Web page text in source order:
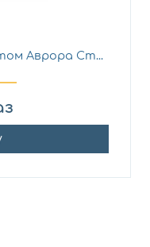
Аврора Ст...